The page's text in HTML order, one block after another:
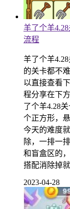
羊了个羊
流程
羊了个羊
的关卡都不
以直接查看
程分享在下
了个羊4.28
个正方形，
今天的难度
除，一排一
和盲盒区的
搭配消除掉
2023-04-28